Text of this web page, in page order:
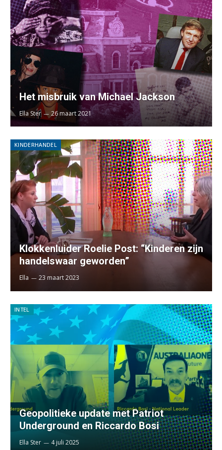
Het misbruik van Michael Jackson
Ella Ster 26 maart 2021
KINDERHANDEL
Klokkenluider Roelie Post: “Kinderen zijn
handelswaar geworden”
Ella 23 maart 2023
INTEL
Geopolitieke update met Patriot
Underground en Riccardo Bosi
Ella Ster 4 juli 2025